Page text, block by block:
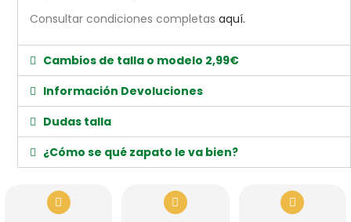
Consultar condiciones completasaquí.
Cambios de talla o modelo 2,99€
Información Devoluciones
Dudas talla
¿Cómo se qué zapato le va bien?